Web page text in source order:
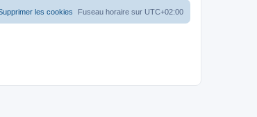
Fuseau horaire sur UTC+02:00
les cookies